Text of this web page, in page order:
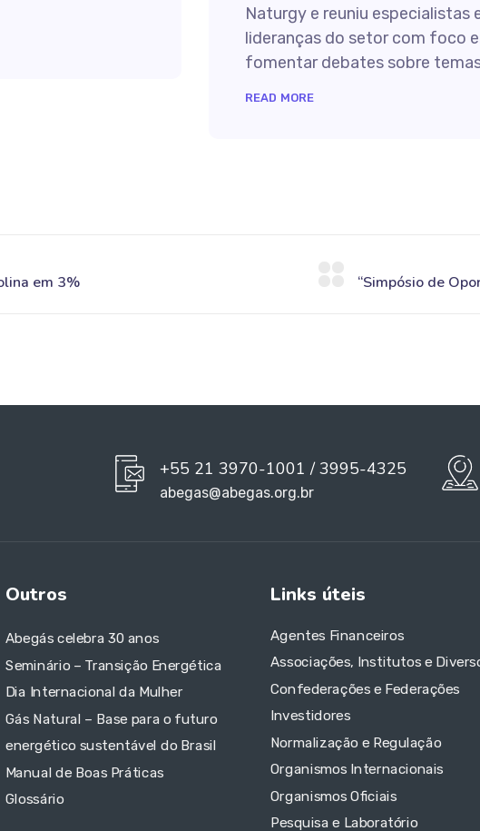
Naturgy e reuniu especialistas
lideranças do setor com foco
fomentar debates sobre
READ MORE
+55 21 3970-1001 / 3995-4325
abegas@abegas.org.br
Outros
Abegás celebra 30 anos
Seminário – Transição Energética
Dia Internacional da Mulher
Gás Natural – Base para o futuro
energético sustentável do Brasil
Manual de Boas Práticas
Glossário
Links úteis
Agentes Financeiros
Associações, Institutos e
Confederações e Federações
Investidores
Normalização e Regulação
Organismos Internacionais
Organismos Oficiais
Pesquisa e Laboratório